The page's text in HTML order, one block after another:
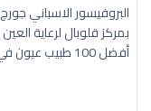
البروفيسور الاسباني
بمركز قلوبال لرعاية
أفضل 100 طبيب عيون في العالم